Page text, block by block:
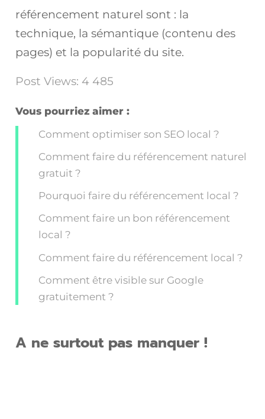
référencement naturel sont : la
technique, la sémantique (contenu des
pages) et la popularité du site.
Post Views: 4 485
Vous pourriez aimer :
Comment optimiser son SEO local ?
Comment faire du référencement naturel
gratuit ?
Pourquoi faire du référencement local ?
Comment faire un bon référencement
local ?
Comment faire du référencement local ?
Comment être visible sur Google
gratuitement ?
A ne surtout pas manquer !